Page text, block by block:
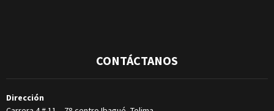
CONTÁCTANOS
Dirección